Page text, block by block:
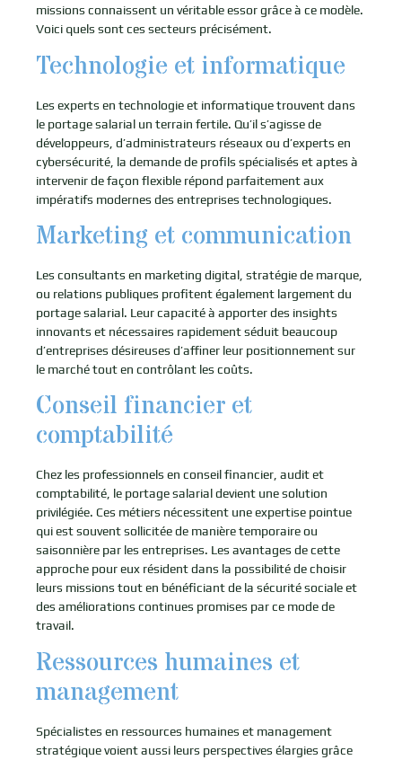
missions connaissent un véritable essor grâce à ce modèle.
Voici quels sont ces secteurs précisément.
Technologie et informatique
Les experts en technologie et informatique trouvent dans
le portage salarial un terrain fertile. Qu’il s’agisse de
développeurs, d’administrateurs réseaux ou d’experts en
cybersécurité, la demande de profils spécialisés et aptes à
intervenir de façon flexible répond parfaitement aux
impératifs modernes des entreprises technologiques.
Marketing et communication
Les consultants en marketing digital, stratégie de marque,
ou relations publiques profitent également largement du
portage salarial. Leur capacité à apporter des insights
innovants et nécessaires rapidement séduit beaucoup
d’entreprises désireuses d’affiner leur positionnement sur
le marché tout en contrôlant les coûts.
Conseil financier et
comptabilité
Chez les professionnels en conseil financier, audit et
comptabilité, le portage salarial devient une solution
privilégiée. Ces métiers nécessitent une expertise pointue
qui est souvent sollicitée de manière temporaire ou
saisonnière par les entreprises. Les avantages de cette
approche pour eux résident dans la possibilité de choisir
leurs missions tout en bénéficiant de la sécurité sociale et
des améliorations continues promises par ce mode de
travail.
Ressources humaines et
management
Spécialistes en ressources humaines et management
stratégique voient aussi leurs perspectives élargies grâce